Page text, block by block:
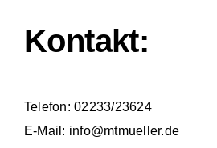
Kontakt:
Telefon: 02233/23624
E-Mail: info@mtmueller.de